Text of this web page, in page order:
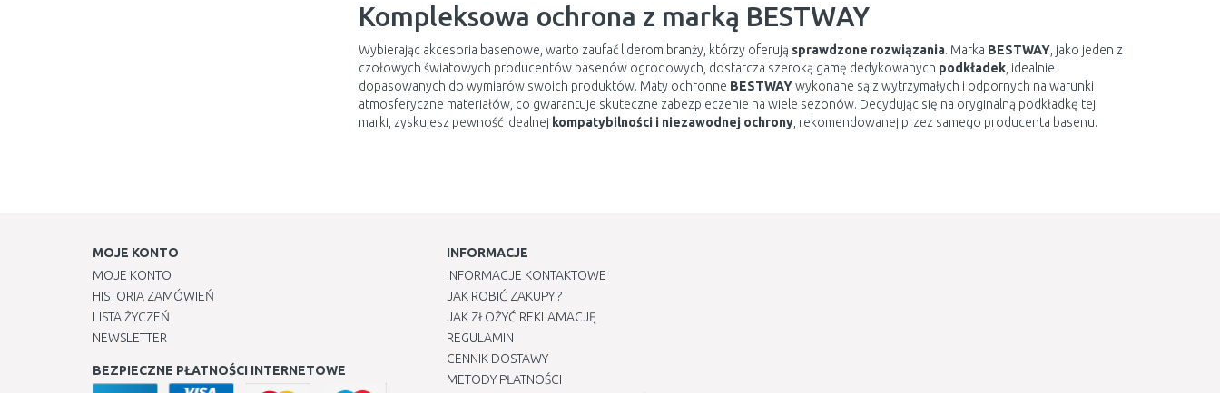
Kompleksowa ochrona z marką BESTWAY
Wybierając akcesoria basenowe, warto zaufać liderom branży, którzy oferują sprawdzone rozwiązania. Marka BESTWAY, jako jeden z
czołowych światowych producentów basenów ogrodowych, dostarcza szeroką gamę dedykowanych podkładek, idealnie
dopasowanych do wymiarów swoich produktów. Maty ochronne BESTWAYwykonane są z wytrzymałych i odpornych na warunki
atmosferyczne materiałów, co gwarantuje skuteczne zabezpieczenie na wiele sezonów. Decydując się na oryginalną podkładkę tej
marki, zyskujesz pewność idealnej kompatybilności i niezawodnej ochrony, rekomendowanej przez samego producenta basenu.
MOJE KONTO
MOJE KONTO
HISTORIA ZAMÓWIEŃ
LISTA ŻYCZEŃ
NEWSLETTER
BEZPIECZNE PŁATNOŚCI INTERNETOWE
INFORMACJE
INFORMACJE KONTAKTOWE
JAK ROBIĆ ZAKUPY ?
JAK ZŁOŻYĆ REKLAMACJĘ
REGULAMIN
CENNIK DOSTAWY
METODY PŁATNOŚCI